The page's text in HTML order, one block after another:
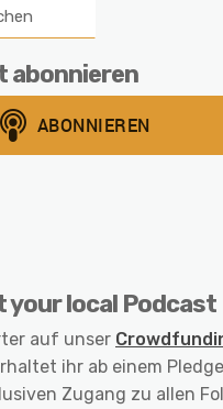
abonnieren
your local Podcast
auf unser
ihr ab einem
Zugang zu allen